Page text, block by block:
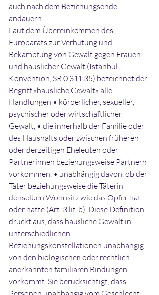
auch nach dem Beziehungsende
andauern.
Laut dem Übereinkommen des
Europarats zur Verhütung und
Bekämpfung von Gewalt gegen Frauen
und häuslicher Gewalt (Istanbul-
Konvention, SR 0.311.35) bezeichnet der
Begriff «häusliche Gewalt» alle
Handlungen • körperlicher, sexueller,
psychischer oder wirtschaftlicher
Gewalt, • die innerhalb der Familie oder
des Haushalts oder zwischen früheren
oder derzeitigen Eheleuten oder
Partnerinnen beziehungsweise Partnern
vorkommen, • unabhängig davon, ob der
Täter beziehungsweise die Täterin
denselben Wohnsitz wie das Opfer hat
oder hatte (Art. 3 lit. b). Diese Definition
drückt aus, dass häusliche Gewalt in
unterschiedlichen
Beziehungskonstellationen unabhängig
von den biologischen oder rechtlich
anerkannten familiären Bindungen
vorkommt. Sie berücksichtigt, dass
Personen unabhängig vom Geschlecht